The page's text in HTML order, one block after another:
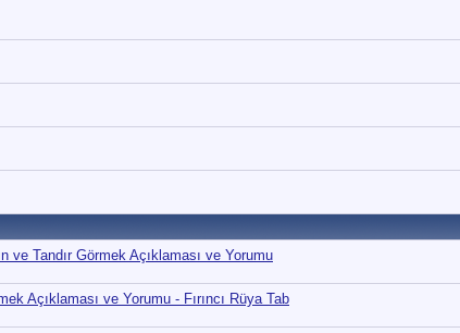
ve Tandır Görmek Açıklaması ve Yorumu
Açıklaması ve Yorumu - Fırıncı Rüya Tab